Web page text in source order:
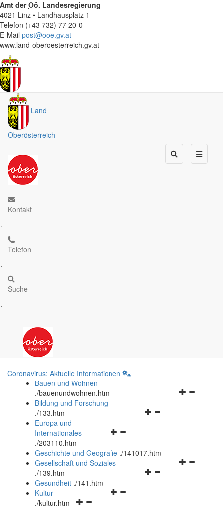
Amt derOö. Landesregierung
4021 Linz • Landhausplatz 1
Telefon (+43 732) 77 20-0
E-Mail post@ooe.gv.at
www.land-oberoesterreich.gv.at
Land
Oberösterreich
Kontakt
.
Telefon
.
Suche
.
Coronavirus: Aktuelle Informationen
Bauen und Wohnen
./bauenundwohnen.htm
Navigationsmenü
Bildung und Forschung
./133.htm
Navigationsmenü
und
schließen
Europa und
Internationales
./203110.htm
Geschichte und Geografie ./141017.htm
Navigationsmenü
Gesellschaft und Soziales
./139.htm
Navigationsmenü
Gesundheit ./141.htm
Navigationsmenü
Kultur
./kultur.htm